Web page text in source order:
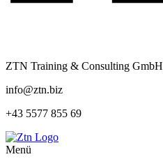
ZTN Training & Consulting GmbH
info@ztn.biz
+43 5577 855 69
Menü